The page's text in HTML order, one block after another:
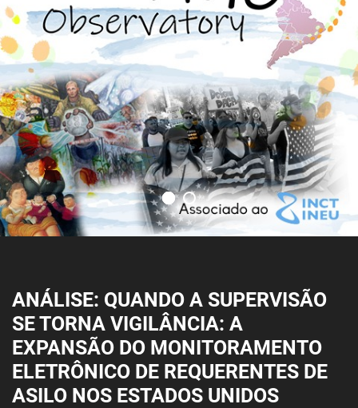
ANÁLISE: QUANDO A SUPERVISÃO
SE TORNA VIGILÂNCIA: A
EXPANSÃO DO MONITORAMENTO
ELETRÔNICO DE REQUERENTES DE
ASILO NOS ESTADOS UNIDOS